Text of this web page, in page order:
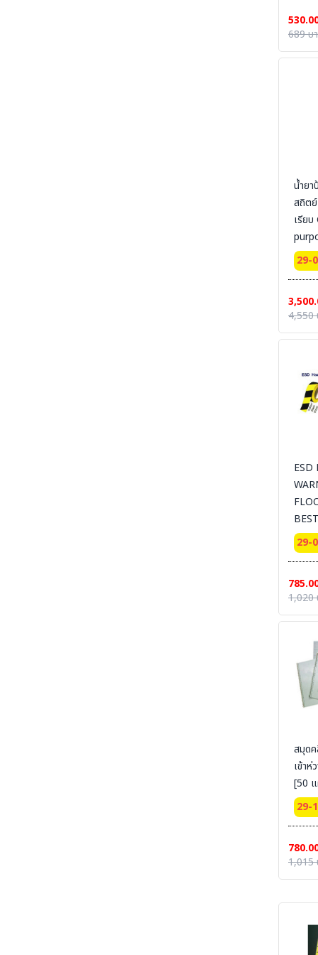
689 บ
น้ำย
สถิต
เรีย
เคลือ
ในห้อ
Coat
29-
4,550
ESD
29-
1,020
สมุด
เข้าห่
[50
29-
1,015